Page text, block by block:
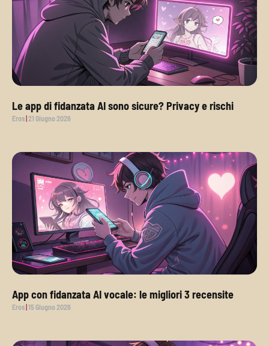
Le app di fidanzata AI sono sicure? Privacy e rischi
Eros 21 Giugno 2026
App con fidanzata AI vocale: le migliori 3 recensite
Eros 15 Giugno 2026